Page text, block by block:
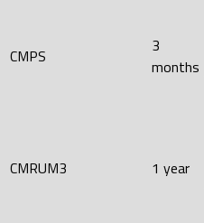
CMPS
3
months
CMRUM3 1 year